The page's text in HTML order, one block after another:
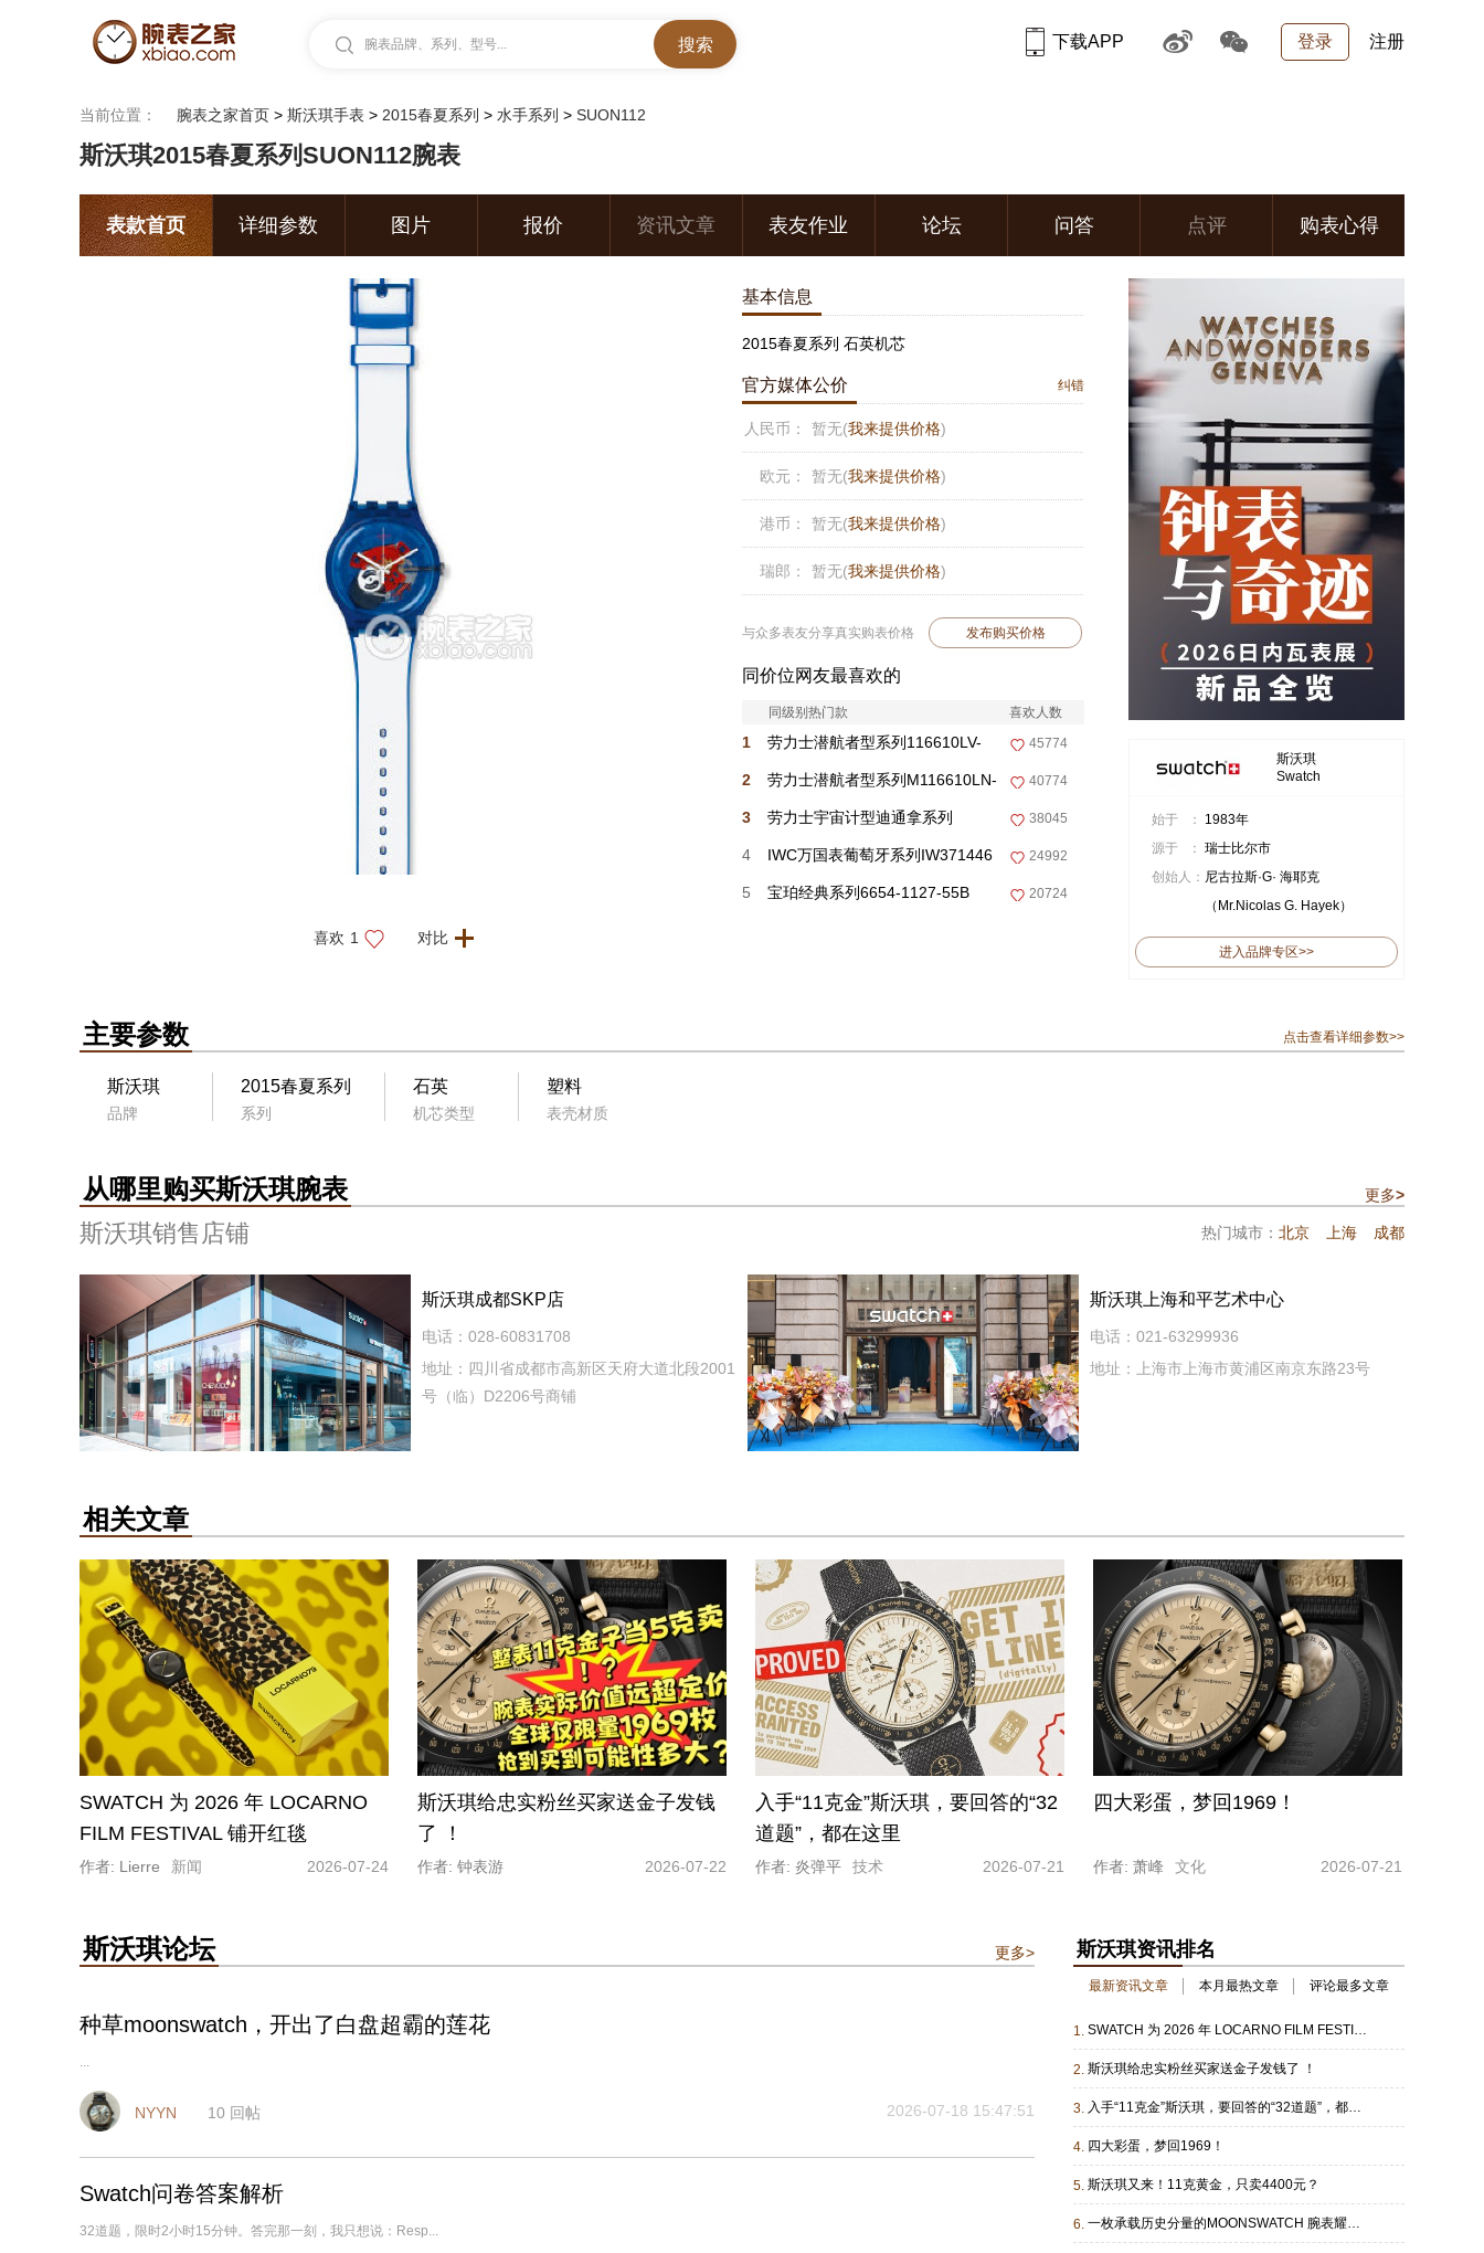
腕表品牌、系列、型号... 登录 注册
下载APP
当前位置： 腕表之家首页 > 斯沃琪手表 > 2015春夏系列 > 水手系列 > SUON112
斯沃琪2015春夏系列SUON112腕表
表款首页 详细参数 图片 报价 资讯文章 表友作业 论坛 问答 点评 购表心得
喜欢 1 对比
基本信息
2015春夏系列 石英机芯
官方媒体公价 纠错
人民币： 暂无(我来提供价格)
欧元： 暂无(我来提供价格)
港币： 暂无(我来提供价格)
瑞郎： 暂无(我来提供价格)
与众多表友分享真实购表价格 发布购买价格
同价位网友最喜欢的
同级别热门款 喜欢人数
1 劳力士潜航者型系列116610LV-
0002 绿盘
45774
2 劳力士潜航者型系列M116610LN-
0001 黑盘
40774
3 劳力士宇宙计型迪通拿系列
m116500ln-0001
38045
4 IWC万国表葡萄牙系列IW371446 24992
5 宝珀经典系列6654-1127-55B 20724
斯沃琪
Swatch
始于 ：
1983年
源于 ： 瑞士比尔市
创始人： 尼古拉斯·G· 海耶克
（Mr.Nicolas G. Hayek）
进入品牌专区>>
主要参数 点击查看详细参数>>
斯沃琪
品牌
2015春夏系列
系列
石英
机芯类型
塑料
表壳材质
从哪里购买斯沃琪腕表 更多>
斯沃琪销售店铺 热门城市： 北京 上海 成都
斯沃琪成都SKP店
电话：028-60831708
地址：四川省成都市高新区天府大道北段2001
号（临）D2206号商铺
斯沃琪上海和平艺术中心
电话：021-63299936
地址：上海市上海市黄浦区南京东路23号
相关文章
SWATCH 为 2026 年 LOCARNO
FILM FESTIVAL 铺开红毯
作者: Lierre 新闻 2026-07-24
斯沃琪给忠实粉丝买家送金子发钱
了 ！
作者: 钟表游 2026-07-22
入手“11克金”斯沃琪，要回答的“32
道题”，都在这里
作者: 炎弹平 技术 2026-07-21
四大彩蛋，梦回1969！
作者: 萧峰 文化 2026-07-21
斯沃琪论坛 更多>
种草moonswatch，开出了白盘超霸的莲花
...
NYYN 10 回帖 2026-07-18 15:47:51
Swatch问卷答案解析
32道题，限时2小时15分钟。答完那一刻，我只想说：Resp...
斯沃琪资讯排名
最新资讯文章 本月最热文章 评论最多文章
1. SWATCH 为 2026 年 LOCARNO FILM FESTIVAL 铺开红毯
2. 斯沃琪给忠实粉丝买家送金子发钱了 ！
3. 入手“11克金”斯沃琪，要回答的“32道题”，都在这里
4. 四大彩蛋，梦回1969！
5. 斯沃琪又来！11克黄金，只卖4400元？
6. 一枚承载历史分量的MOONSWATCH 腕表耀目登场